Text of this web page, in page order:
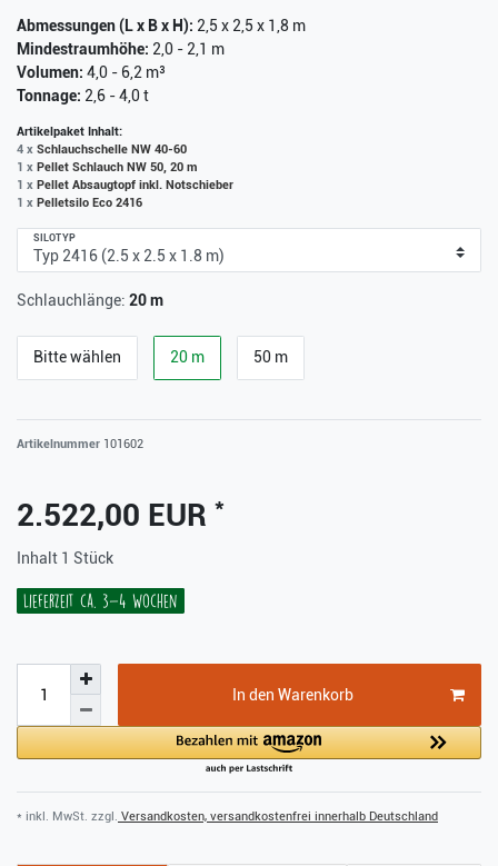
Abmessungen (L x B x H): 2,5 x 2,5 x 1,8 m
Mindestraumhöhe: 2,0 - 2,1 m
Volumen: 4,0 - 6,2 m³
Tonnage: 2,6 - 4,0 t
Artikelpaket Inhalt:
4 x Schlauchschelle NW 40-60
1 x Pellet Schlauch NW 50, 20 m
1 x Pellet Absaugtopf inkl. Notschieber
1 x Pelletsilo Eco 2416
SILOTYP
Schlauchlänge: 20 m
Bitte wählen 20 m 50 m
Artikelnummer 101602
2.522,00 EUR *
Inhalt 1 Stück
Lieferzeit ca. 3-4 Wochen
In den Warenkorb
* inkl. MwSt. zzgl. Versandkosten, versandkostenfrei innerhalb Deutschland